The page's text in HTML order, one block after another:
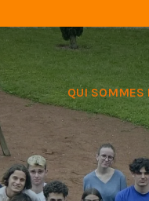
QUI SOMMES